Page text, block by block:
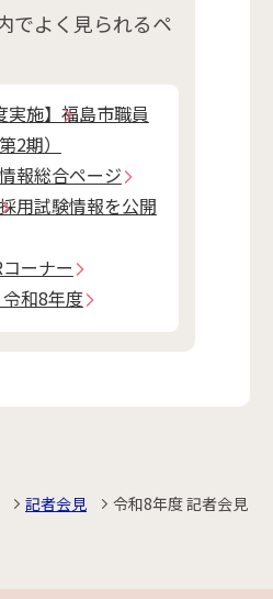
でよく見られるペ
実施】福島市職員
2期）
報総合ページ
用試験情報を公開
ーナー
和8年度
記者会見 令和8年度 記者会見